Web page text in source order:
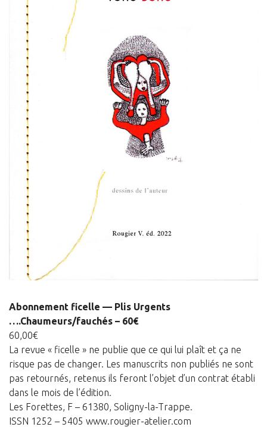
Livres d’artiste
Ficelle noire
Auteurs
Beaux-Arts
L’actualité
Mon Compte
Déconnexion
Panier
Panier
Contact
Abonnement ficelle — Plis Urgents
….Chaumeurs/fauchés – 60€
60,00€
La revue « ficelle » ne publie que ce qui lui plaît et ça ne
risque pas de changer. Les manuscrits non publiés ne sont
pas retournés, retenus ils feront l’objet d’un contrat établi
dans le mois de l’édition.
Les Forettes, F – 61380, Soligny-la-Trappe.
ISSN 1252 – 5405 www.rougier-atelier.com